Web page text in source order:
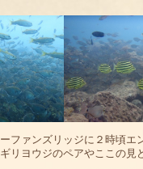
ファンズリッジに２時頃エ
リヨウジのペアやここの見